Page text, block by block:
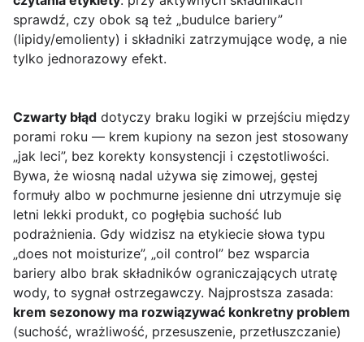
sprawdź, czy obok są też „budulce bariery”
(lipidy/emolienty) i składniki zatrzymujące wodę, a nie
tylko jednorazowy efekt.
Czwarty błąd dotyczy braku logiki w przejściu między
porami roku — krem kupiony na sezon jest stosowany
„jak leci”, bez korekty konsystencji i częstotliwości.
Bywa, że wiosną nadal używa się zimowej, gęstej
formuły albo w pochmurne jesienne dni utrzymuje się
letni lekki produkt, co pogłębia suchość lub
podrażnienia. Gdy widzisz na etykiecie słowa typu
„does not moisturize”, „oil control” bez wsparcia
bariery albo brak składników ograniczających utratę
wody, to sygnał ostrzegawczy. Najprostsza zasada:
krem sezonowy ma rozwiązywać konkretny problem
(suchość, wrażliwość, przesuszenie, przetłuszczanie)